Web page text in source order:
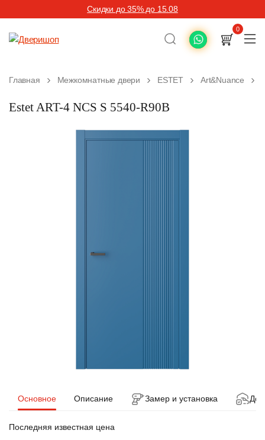
Скидки до 35% до 15.08
0
Главная Межкомнатные двери ESTET Art&Nuance
Estet ART-4 NCS S 5540-R90B
Основное Описание Замер и установка
Последняя известная цена